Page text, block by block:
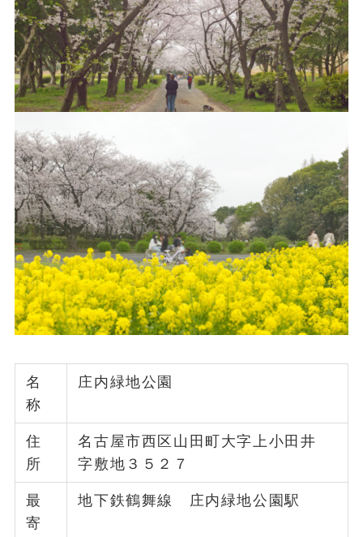
名
称
庄内緑地公園
住
所
名古屋市西区山田町大字上小田井
字敷地３５２７
最
寄
地下鉄鶴舞線 庄内緑地公園駅